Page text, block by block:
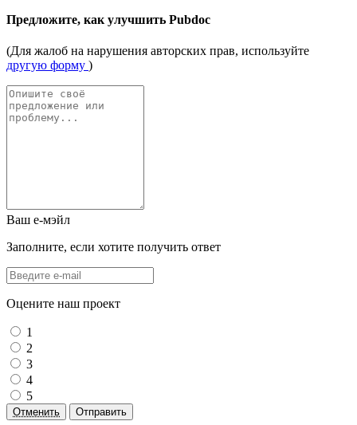
Предложите, как улучшить Pubdoc
(Для жалоб на нарушения авторских прав, используйте
другую форму )
Ваш е-мэйл
Заполните, если хотите получить ответ
Оцените наш проект
1
2
3
4
5
Отменить Отправить